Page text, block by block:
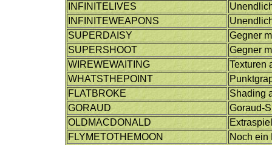
INFINITELIVES
INFINITEWEAPONS
SUPERDAISY
Gegner
SUPERSHOOT
Gegner
WIREWEWAITING
Texturen
WHATSTHEPOINT
FLATBROKE
Shading
GORAUD
Goraud-
OLDMACDONALD
FLYMETOTHEMOON
Noch ein